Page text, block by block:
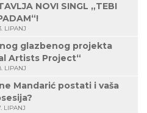
NOVI SINGL „TEBI
LIPANJ
glazbenog projekta
Artists Project“
LIPANJ
Mandarić postati i vaša
LIPANJ